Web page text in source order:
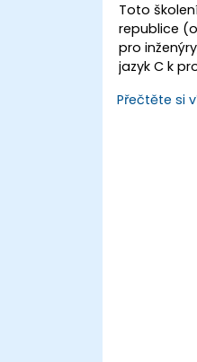
Toto
republice
pro
jazyk C k
Přečtěte si